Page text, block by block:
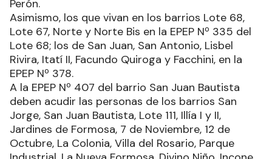
Perón.
Asimismo, los que vivan en los barrios Lote 68,
Lote 67, Norte y Norte Bis en la EPEP Nº 335 del
Lote 68; los de San Juan, San Antonio, Lisbel
Rivira, Itatí II, Facundo Quiroga y Facchini, en la
EPEP Nº 378.
A la EPEP Nº 407 del barrio San Juan Bautista
deben acudir las personas de los barrios San
Jorge, San Juan Bautista, Lote 111, Illía I y II,
Jardines de Formosa, 7 de Noviembre, 12 de
Octubre, La Colonia, Villa del Rosario, Parque